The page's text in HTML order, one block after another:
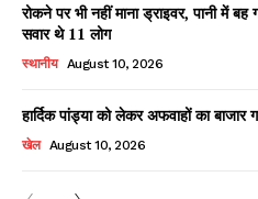
रोकने पर भी नहीं माना ड्राइवर, पानी में
सवार थे 11 लोग
स्थानीय August 10, 2026
हार्दिक पांड्या को लेकर अफवाहों का
खेल August 10, 2026